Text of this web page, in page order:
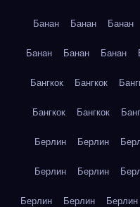
Банан Банан Банан
Банан Банан Банан
Бангкок Бангкок
Бангкок Бангкок
Берлин Берлин
Берлин Берлин
Берлин Берлин Берлин